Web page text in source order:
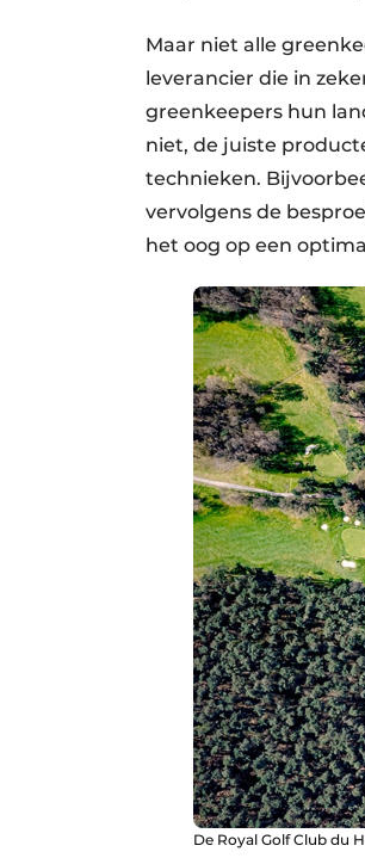
Maar niet alle
leverancier die in
greenkeepers hun
niet, de juiste
technieken.
vervolgens de
het oog op een
De Royal Golf Club du